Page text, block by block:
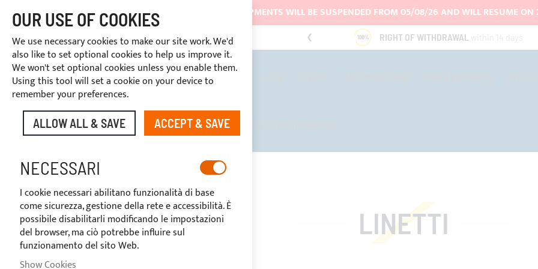
SHIPMENTS WILL BE SUSPENDED FROM 05/08/26 AND WILL RESUME
DISCOUNTS RESERVED FOR SECTOR OPERATORSCUSTOM PAYMENT RIGHT OF WITHDRAWAL
BIMINI TOPS ROLL BARS
DISCOUNTS RESERVED FOR SECTOR OPERATORS
HOME CUSTOM LINE
LINETTI
OUR USE OF COOKIES
We use necessary cookies to make our site work. We'd
also like to set optional cookies to help us improve it.
We won't set optional cookies unless you enable them.
Using this tool will set a cookie on your device to
remember your preferences.
ALLOW ALL & SAVE ACCEPT & SAVE
NECESSARI
I cookie necessari abilitano funzionalità di base
come sicurezza, gestione della rete e accessibilità. È
possibile disabilitarli modificando le impostazioni
del browser, ma ciò potrebbe influire sul
funzionamento del sito Web.
Show Cookies